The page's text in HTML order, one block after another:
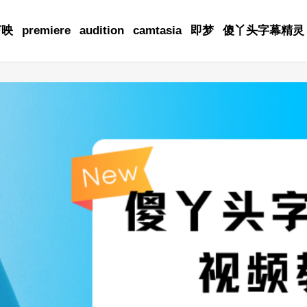
premiere audition camtasia 即梦 傻丫头字幕精灵